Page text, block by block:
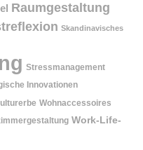
Raumgestaltung
Skandinavisches
Stressmanagement
Innovationen
Wohnaccessoires
Work-Life-